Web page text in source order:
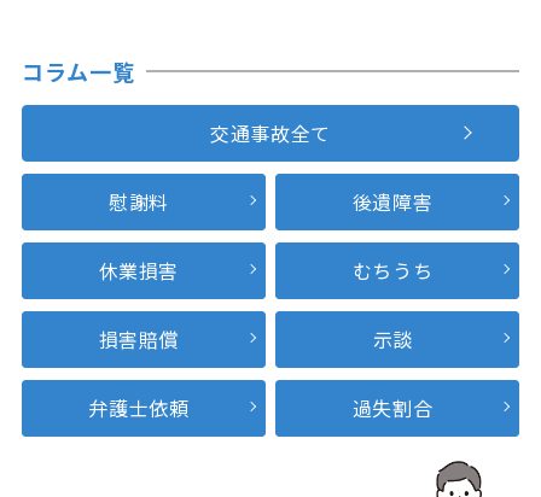
コラム一覧
交通事故全て
慰謝料 後遺障害
休業損害 むちうち
損害賠償 示談
弁護士依頼 過失割合